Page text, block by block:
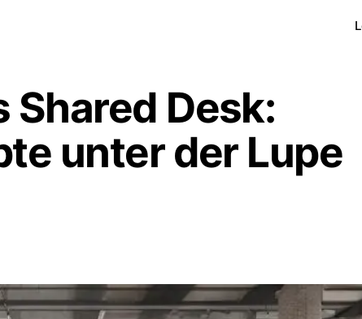
Desk:
unter der Lupe